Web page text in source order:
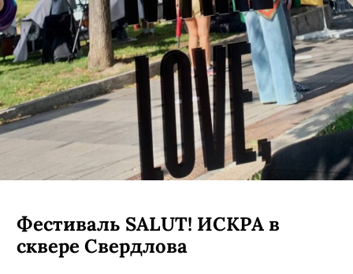
Фестиваль SALUT! ИСКРА в
сквере Свердлова